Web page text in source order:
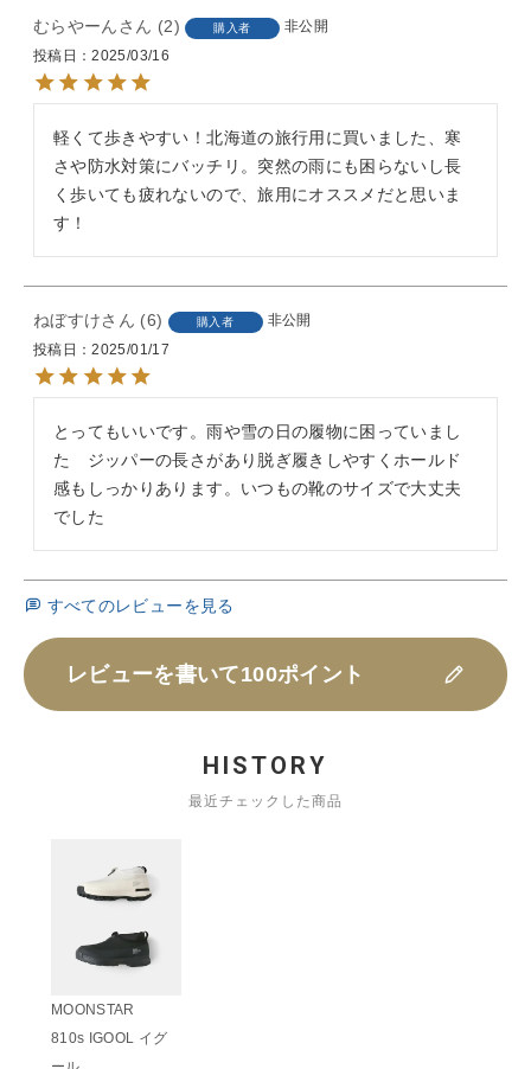
むらやーん 2 購入者
非公開
投稿日
2025/03/16
軽くて歩きやすい！北海道の旅行用に買いました、寒
さや防水対策にバッチリ。突然の雨にも困らないし長
く歩いても疲れないので、旅用にオススメだと思いま
す！
ねぼすけ 6 購入者
非公開
投稿日
2025/01/17
とってもいいです。雨や雪の日の履物に困っていまし
た　ジッパーの長さがあり脱ぎ履きしやすくホールド
感もしっかりあります。いつもの靴のサイズで大丈夫
でした
すべてのレビューを見る
レビューを書いて100ポイント
HISTORY
最近チェックした商品
MOONSTAR
810s IGOOL イグ